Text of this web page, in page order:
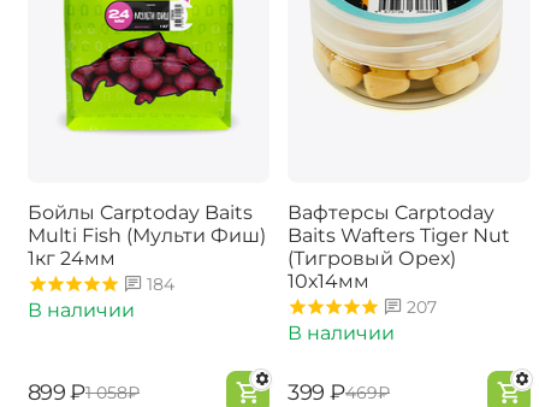
Бойлы Carptoday Baits
Multi Fish (Мульти Фиш)
1кг 24мм
184
В наличии
‍899‍ ₽‍1 058‍₽
Вафтерсы Carptoday
Baits Wafters Tiger Nut
(Тигровый Орех)
10х14мм
207
В наличии
‍399‍ ₽‍469‍₽